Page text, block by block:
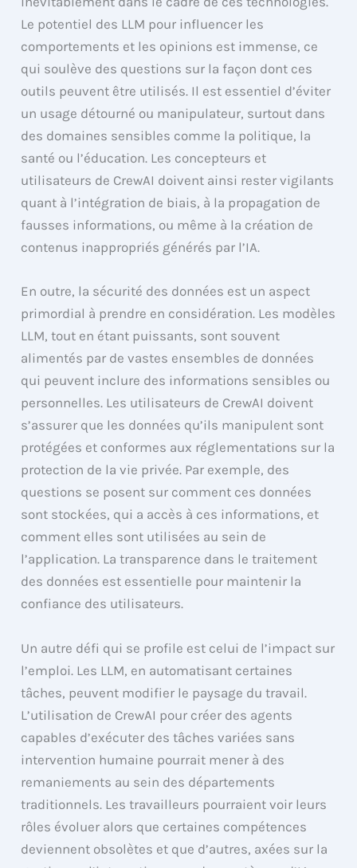
Le potentiel des LLM pour influencer les
comportements et les opinions est immense, ce
qui soulève des questions sur la façon dont ces
outils peuvent être utilisés. Il est essentiel d’éviter
un usage détourné ou manipulateur, surtout dans
des domaines sensibles comme la politique, la
santé ou l’éducation. Les concepteurs et
utilisateurs de CrewAI doivent ainsi rester vigilants
quant à l’intégration de biais, à la propagation de
fausses informations, ou même à la création de
contenus inappropriés générés par l’IA.
En outre, la sécurité des données est un aspect
primordial à prendre en considération. Les modèles
LLM, tout en étant puissants, sont souvent
alimentés par de vastes ensembles de données
qui peuvent inclure des informations sensibles ou
personnelles. Les utilisateurs de CrewAI doivent
s’assurer que les données qu’ils manipulent sont
protégées et conformes aux réglementations sur la
protection de la vie privée. Par exemple, des
questions se posent sur comment ces données
sont stockées, qui a accès à ces informations, et
comment elles sont utilisées au sein de
l’application. La transparence dans le traitement
des données est essentielle pour maintenir la
confiance des utilisateurs.
Un autre défi qui se profile est celui de l’impact sur
l’emploi. Les LLM, en automatisant certaines
tâches, peuvent modifier le paysage du travail.
L’utilisation de CrewAI pour créer des agents
capables d’exécuter des tâches variées sans
intervention humaine pourrait mener à des
remaniements au sein des départements
traditionnels. Les travailleurs pourraient voir leurs
rôles évoluer alors que certaines compétences
deviennent obsolètes et que d’autres, axées sur la